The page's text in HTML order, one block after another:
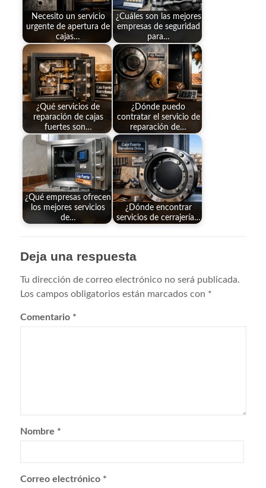
Necesito un servicio
urgente de apertura de
cajas…
¿Cuáles son las mejores
empresas de seguridad
para…
¿Qué servicios de
reparación de cajas
fuertes son…
¿Dónde puedo
contratar el servicio de
reparación de…
¿Qué empresas ofrecen
los mejores servicios
de…
¿Dónde encontrar
servicios de cerrajería…
Deja una respuesta
Tu dirección de correo electrónico no será publicada.
Los campos obligatorios están marcados con *
Comentario *
Nombre *
Correo electrónico *